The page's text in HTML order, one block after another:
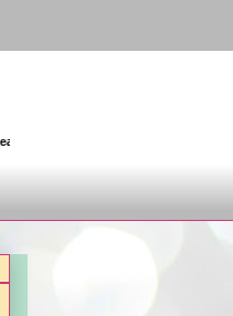
Fofucha 3D articulada,